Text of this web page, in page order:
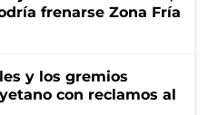
frenarse Zona Fría
y los gremios
con reclamos al